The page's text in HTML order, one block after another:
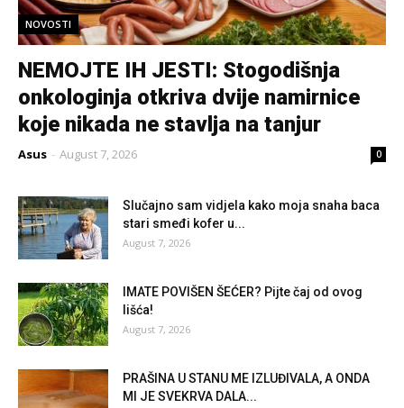
NOVOSTI
NEMOJTE IH JESTI: Stogodišnja
onkologinja otkriva dvije namirnice
koje nikada ne stavlja na tanjur
Asus - August 7, 2026 0
Slučajno sam vidjela kako moja snaha baca
stari smeđi kofer u...
August 7, 2026
IMATE POVIŠEN ŠEĆER? Pijte čaj od ovog
lišća!
August 7, 2026
PRAŠINA U STANU ME IZLUĐIVALA, A ONDA
MI JE SVEKRVA DALA...